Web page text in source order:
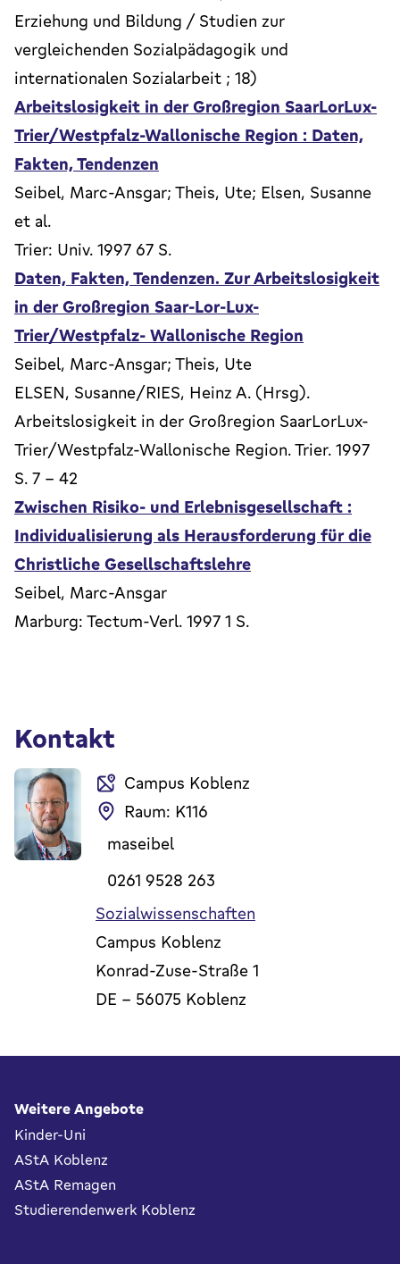
Erziehung und Bildung / Studien zur
vergleichenden Sozialpädagogik und
internationalen Sozialarbeit ; 18)
Arbeitslosigkeit in der Großregion SaarLorLux-
Trier/Westpfalz-Wallonische Region : Daten,
Fakten, Tendenzen
Seibel, Marc-Ansgar; Theis, Ute; Elsen, Susanne
et al.
Trier: Univ. 1997 67 S.
Daten, Fakten, Tendenzen. Zur Arbeitslosigkeit
in der Großregion Saar-Lor-Lux-
Trier/Westpfalz- Wallonische Region
Seibel, Marc-Ansgar; Theis, Ute
ELSEN, Susanne/RIES, Heinz A. (Hrsg).
Arbeitslosigkeit in der Großregion SaarLorLux-
Trier/Westpfalz-Wallonische Region. Trier. 1997
S. 7 - 42
Zwischen Risiko- und Erlebnisgesellschaft :
Individualisierung als Herausforderung für die
Christliche Gesellschaftslehre
Seibel, Marc-Ansgar
Marburg: Tectum-Verl. 1997 1 S.
Kontakt
Campus Koblenz
Raum: K116
maseibel
0261 9528 263
Sozialwissenschaften
Campus Koblenz
Konrad-Zuse-Straße 1
DE - 56075 Koblenz
Fußbereich
Weitere Angebote
Kinder-Uni
AStA Koblenz
AStA Remagen
Studierendenwerk Koblenz